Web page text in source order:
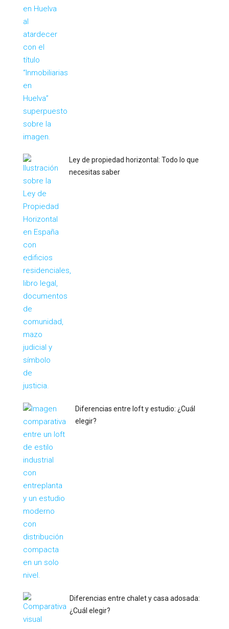
Ley de propiedad horizontal: Todo lo que
necesitas saber
Diferencias entre loft y estudio: ¿Cuál
elegir?
Diferencias entre chalet y casa adosada:
¿Cuál elegir?